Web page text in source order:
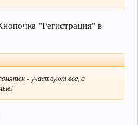
"Регистрация" в
- участвуют все, а